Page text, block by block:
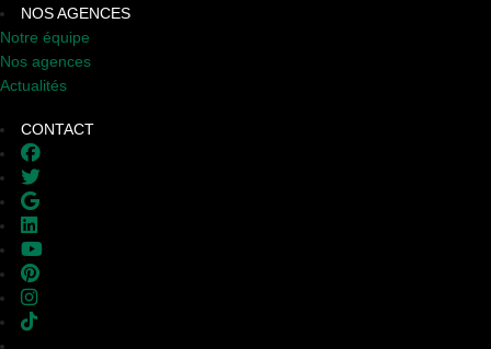
NOS AGENCES
Notre équipe
Nos agences
Actualités
CONTACT